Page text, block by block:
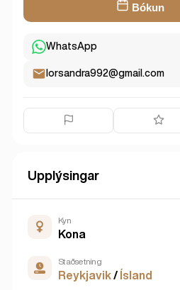
Bókun
WhatsApp
lorsandra992@gmail.com
Upplýsingar
Kyn
Kona
Staðsetning
Reykjavik / Ísland